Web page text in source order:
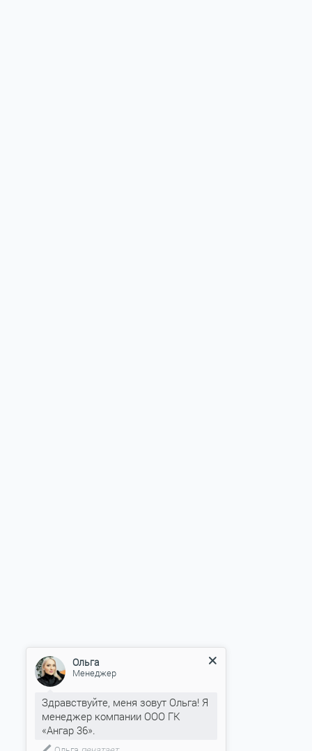
Ольга
Менеджер
Здравствуйте, меня зовут Ольга! Я
менеджер компании ООО ГК
«Ангар 36».